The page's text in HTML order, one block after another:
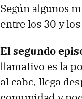
Según algunos
entre los 30 y
El segundo
llamativo es la
al cabo, llega